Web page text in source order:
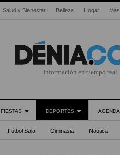
Salud y Bienestar Belleza Hogar Más
Información en tiempo real
FIESTAS DEPORTES AGENDA
Fútbol Sala Gimnasia Náutica